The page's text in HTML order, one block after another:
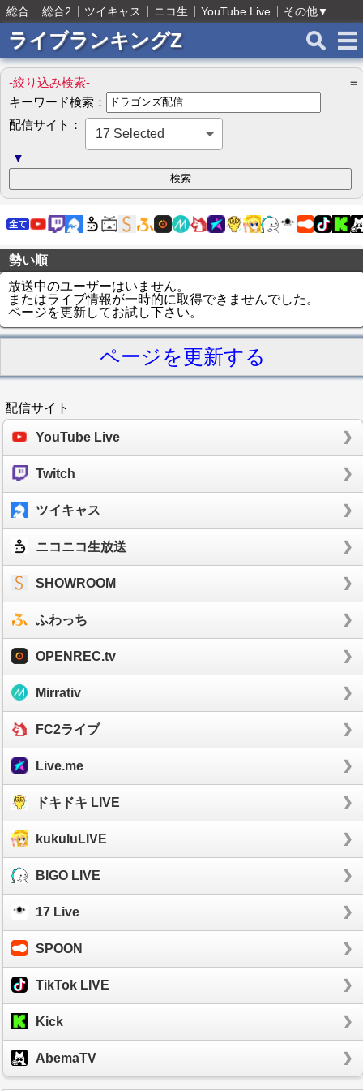
総合 総合2 ツイキャス ニコ生 YouTube Live その他▼
ライブランキングZ
-絞り込み検索-
＝
キーワード検索：
配信サイト：
17 Selected
▼
勢い順
放送中のユーザーはいません。
またはライブ情報が一時的に取得できませんでした。
ページを更新してお試し下さい。
ページを更新する
配信サイト
YouTube Live
Twitch
ツイキャス
ニコニコ生放送
SHOWROOM
ふわっち
OPENREC.tv
Mirrativ
FC2ライブ
Live.me
ドキドキ LIVE
kukuluLIVE
BIGO LIVE
17 Live
SPOON
TikTok LIVE
Kick
AbemaTV